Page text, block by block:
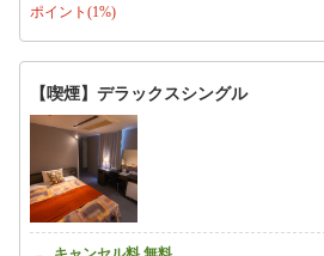
ポイント(1%)
【喫煙】デラックスシングル